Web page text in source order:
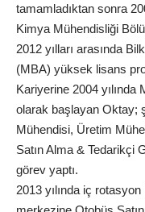
tamamladıktan sonra
Kimya Mühendisliği
2012 yılları arasında
(MBA) yüksek lisans
Kariyerine 2004
olarak başlayan Oktay;
Mühendisi, Üretim
Satın Alma & Tedarikçi
görev yaptı.
2013 yılında iç